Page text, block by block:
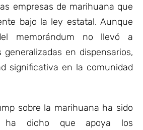
empresas de marihuana que
bajo la ley estatal. Aunque
memorándum no llevó a
generalizadas en dispensarios,
significativa en la comunidad
sobre la marihuana ha sido
ha dicho que apoya los